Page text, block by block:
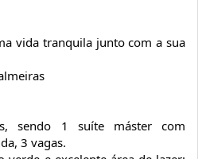
vida tranquila junto com a sua
sendo 1 suíte máster com
3 vagas.